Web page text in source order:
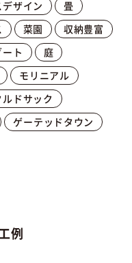
ザイン
畳
菜園
収納豊富
ト
庭
モリニアル
ルドサック
ゲーテッドタウン
例